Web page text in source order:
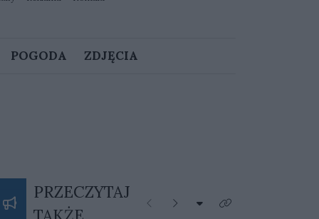
POGODA ZDJĘCIA
PRZECZYTAJ
Poprzednie
Następne
Rozwiń listę kategorii
Kliknij aby zobaczyć